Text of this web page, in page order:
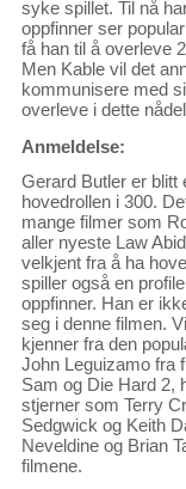
syke spillet. Til nå
oppfinner ser
få han til å overleve
Men Kable vil det
kommunisere med
overleve i dette
Anmeldelse:
Gerard Butler er blitt
hovedrollen i 300.
mange filmer som
aller nyeste Law
velkjent fra å ha
spiller også en
oppfinner. Han er
seg i denne filmen.
kjenner fra den
John Leguizamo fra
Sam og Die Hard 2,
stjerner som Terry
Sedgwick og Keith
Neveldine og Brian
filmene.